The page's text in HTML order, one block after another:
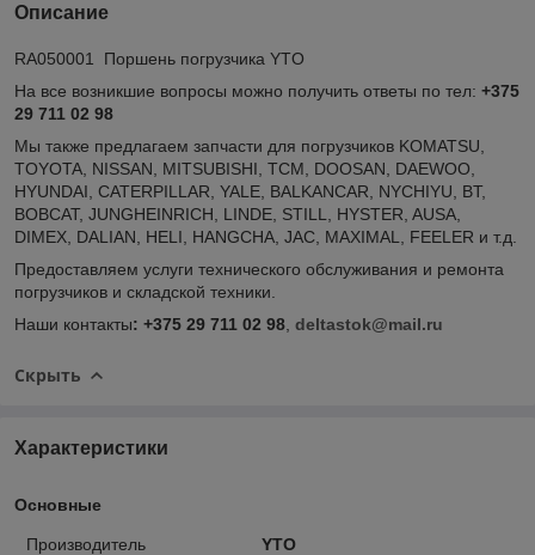
Описание
RA050001 Поршень погрузчика YTO
На все возникшие вопросы можно получить ответы по тел: +375
29 711 02 98
Мы также предлагаем запчасти для погрузчиков KOMATSU,
TOYOTA, NISSAN, MITSUBISHI, TCM, DOOSAN, DAEWOO,
HYUNDAI, CATERPILLAR, YALE, BALKANCAR, NYCHIYU, BT,
BOBCAT, JUNGHEINRICH, LINDE, STILL, HYSTER, AUSA,
DIMEX, DALIAN, HELI, HANGCHA, JAC, MAXIMAL, FEELER и т.д.
Предоставляем услуги технического обслуживания и ремонта
погрузчиков и складской техники.
Наши контакты: +375 29 711 02 98 deltastok@mail.ru
Скрыть
Характеристики
Основные
Производитель
YTO